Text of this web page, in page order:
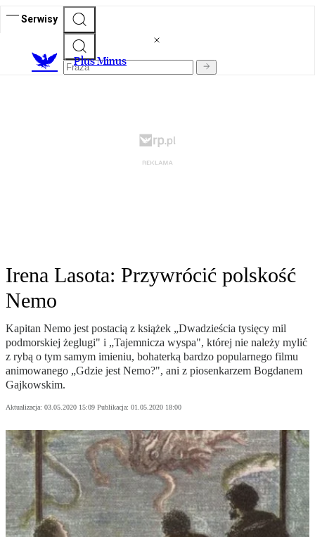
Serwisy
Plus Minus
Irena Lasota: Przywrócić polskość
Nemo
Kapitan Nemo jest postacią z książek „Dwadzieścia tysięcy mil
podmorskiej żeglugi" i „Tajemnicza wyspa", której nie należy mylić
z rybą o tym samym imieniu, bohaterką bardzo popularnego filmu
animowanego „Gdzie jest Nemo?", ani z piosenkarzem Bogdanem
Gajkowskim.
Aktualizacja: 03.05.2020 15:09 Publikacja: 01.05.2020 18:00